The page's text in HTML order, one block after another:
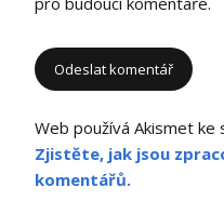
Web používá Akismet ke
Zjistěte, jak jsou
komentářů.